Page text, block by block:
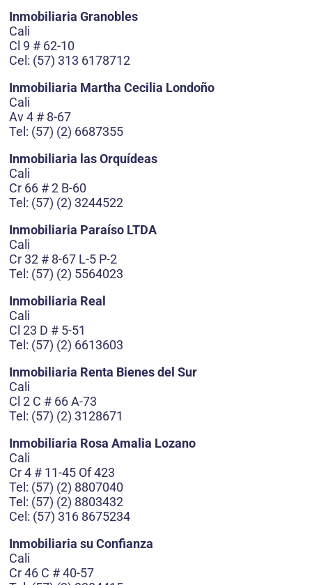
Inmobiliaria Granobles
Cali
Cl 9 # 62-10
Cel: (57) 313 6178712
Inmobiliaria Martha Cecilia Londoño
Cali
Av 4 # 8-67
Tel: (57) (2) 6687355
Inmobiliaria las Orquídeas
Cali
Cr 66 # 2 B-60
Tel: (57) (2) 3244522
Inmobiliaria Paraíso LTDA
Cali
Cr 32 # 8-67 L-5 P-2
Tel: (57) (2) 5564023
Inmobiliaria Real
Cali
Cl 23 D # 5-51
Tel: (57) (2) 6613603
Inmobiliaria Renta Bienes del Sur
Cali
Cl 2 C # 66 A-73
Tel: (57) (2) 3128671
Inmobiliaria Rosa Amalia Lozano
Cali
Cr 4 # 11-45 Of 423
Tel: (57) (2) 8807040
Tel: (57) (2) 8803432
Cel: (57) 316 8675234
Inmobiliaria su Confianza
Cali
Cr 46 C # 40-57